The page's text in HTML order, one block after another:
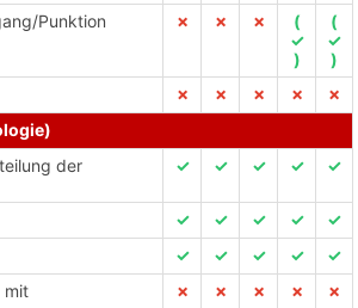
Punktion
✗ ✗ ✗
(
✓
)
(
✓
)
✗ ✗ ✗ ✗
✗
der
✓ ✓ ✓ ✓ ✓
✓ ✓ ✓ ✓
✓
✓ ✓ ✓ ✓
✓
mit
✗ ✗ ✗ ✗ ✗